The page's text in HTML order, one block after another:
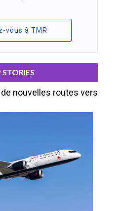
vous à TMR
STORIES
nouvelles routes vers